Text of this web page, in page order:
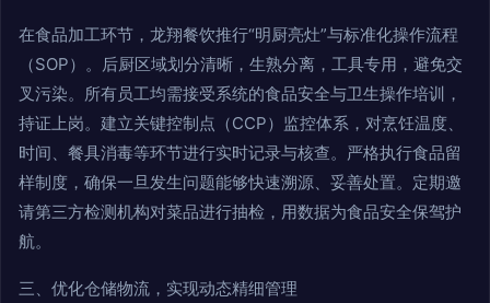
在食品加工环节，龙翔餐饮推行“明厨亮灶”与标准化操作流程
（SOP）。后厨区域划分清晰，生熟分离，工具专用，避免交
叉污染。所有员工均需接受系统的食品安全与卫生操作培训，
持证上岗。建立关键控制点（CCP）监控体系，对烹饪温度、
时间、餐具消毒等环节进行实时记录与核查。严格执行食品留
样制度，确保一旦发生问题能够快速溯源、妥善处置。定期邀
请第三方检测机构对菜品进行抽检，用数据为食品安全保驾护
航。
三、优化仓储物流，实现动态精细管理